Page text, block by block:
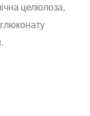
целюлоза,